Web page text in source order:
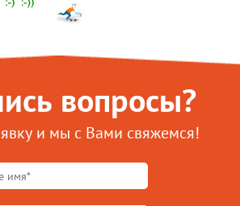
вопросы?
и мы с Вами свяжемся!